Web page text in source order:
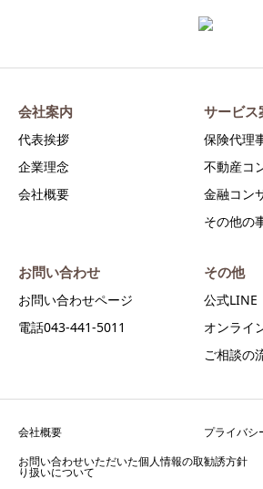
会社案内
代表挨拶
企業理念
会社概要
サービス
保険代理
不動産コ
金融コン
その他の
お問い合わせ
お問い合わせページ
電話043-441-5011
その他
公式LINE
オンライ
ご相談の
会社概要
プライバシ
お問い合わせいただいた個人情報の取
り扱いについて
勧誘方針